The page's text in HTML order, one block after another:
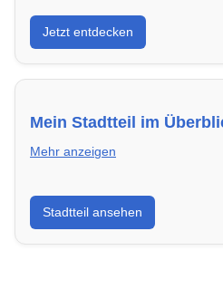
Entdecke Neubauprojekte in
energieeffizient und sofort
Jetzt entdecken
Mein Stadtteil im
Mehr anzeigen
Erfahre mehr über deinen
Lebensqualität,
Freizeitmöglichkeiten und
Stadtteil ansehen